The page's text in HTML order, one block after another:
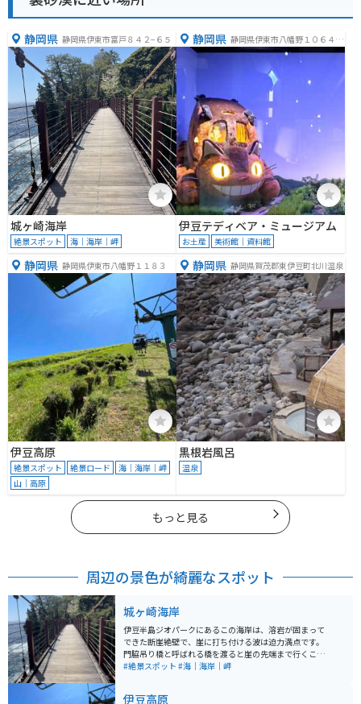
静岡県 静岡県伊東市富戸８４２−６５
城ヶ崎海岸
絶景スポット 海｜海岸｜岬
静岡県 静岡県伊東市八幡野１０６４
−２
伊豆テディベア・ミュージアム
お土産 美術館｜資料館
静岡県 静岡県伊東市八幡野１１８３
伊豆高原
絶景スポット 絶景ロード
海｜海岸｜岬
山｜高原
静岡県 静岡県賀茂郡東伊豆町北川温泉
黒根岩風呂
温泉
もっと見る
周辺の景色が綺麗なスポット
城ヶ崎海岸
伊豆半島ジオパークにあるこの海岸は、溶岩が固まって
できた断崖絶壁で、崖に打ち付ける波は迫力満点です。
門脇吊り橋と呼ばれる橋を渡ると崖の先端まで行くこと
ができ、スリルを味わえるスポットです。ジオパーク内
#絶景スポット #海｜海岸｜岬
伊豆高原